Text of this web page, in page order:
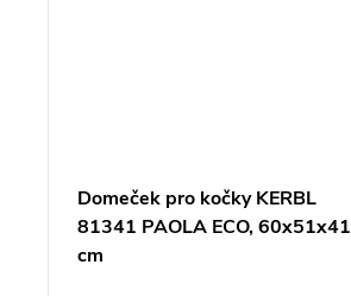
Domeček pro kočky KERBL
81341 PAOLA ECO, 60x51x41
cm